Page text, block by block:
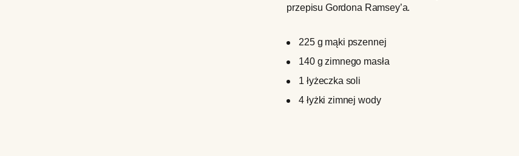
przepisu Gordona Ramsey’a.
225 g mąki pszennej
140 g zimnego masła
1 łyżeczka soli
4 łyżki zimnej wody